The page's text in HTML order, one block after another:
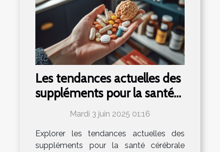
Les tendances actuelles des
suppléments pour la santé
cérébraleMardi 3 juin 2025 01:16
Explorer les tendances actuelles des
suppléments pour la santé cérébrale